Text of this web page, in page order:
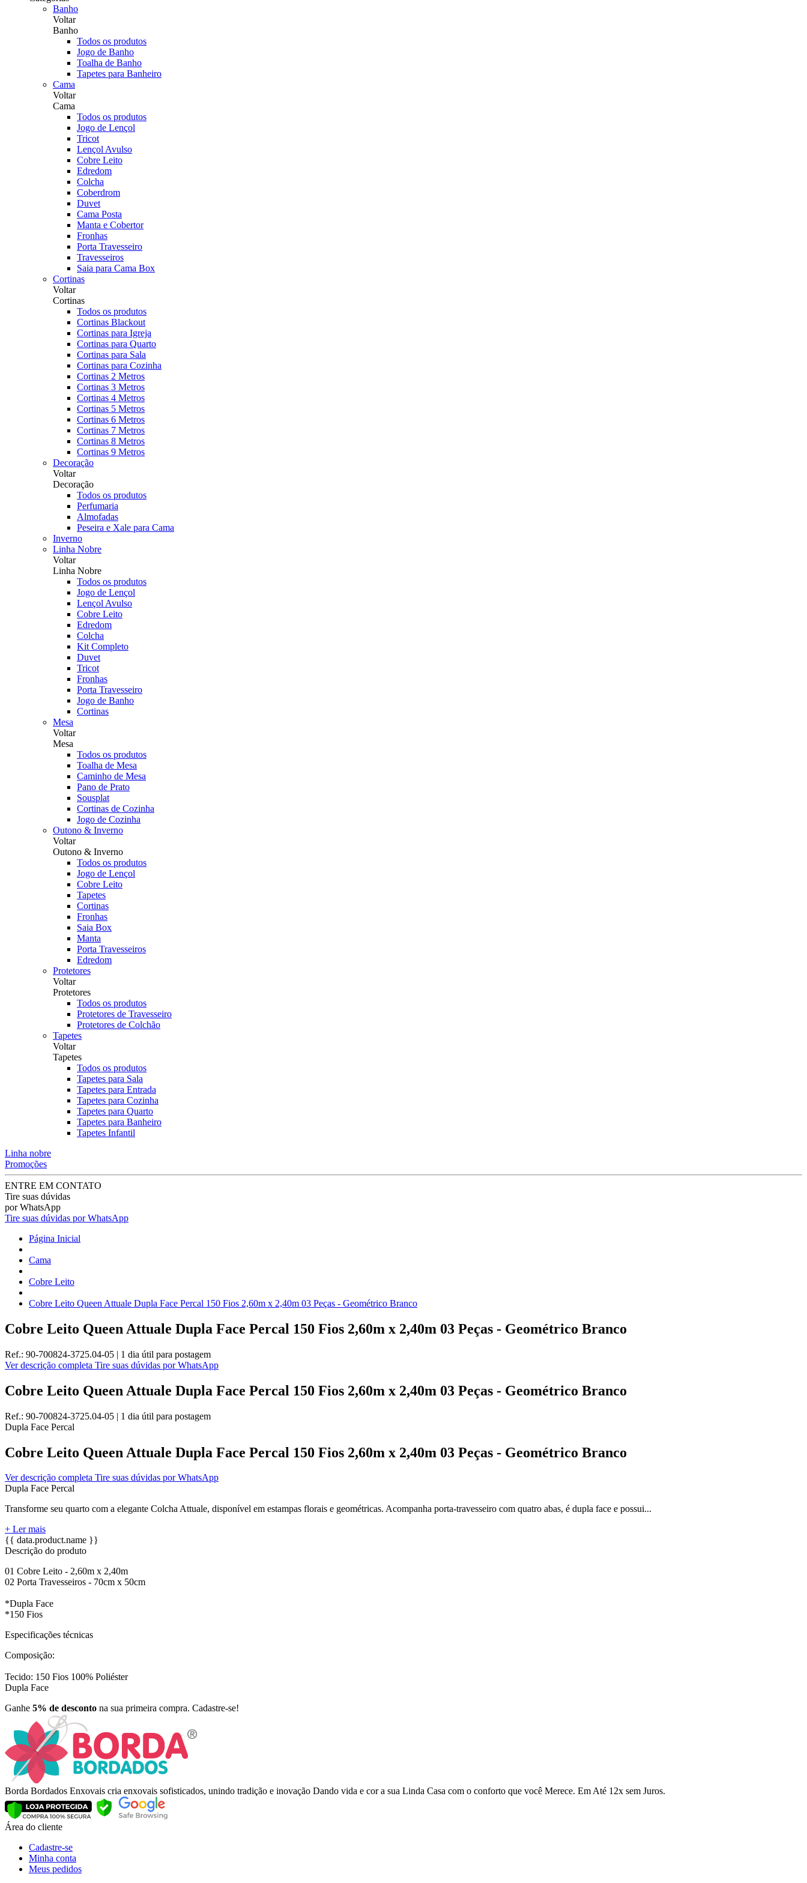
Banho
Voltar
Banho
Todos os produtos
Jogo de Banho
Toalha de Banho
Tapetes para Banheiro
Cama
Voltar
Cama
Todos os produtos
Jogo de Lençol
Tricot
Lençol Avulso
Cobre Leito
Edredom
Colcha
Coberdrom
Duvet
Cama Posta
Manta e Cobertor
Fronhas
Porta Travesseiro
Travesseiros
Saia para Cama Box
Cortinas
Voltar
Cortinas
Todos os produtos
Cortinas Blackout
Cortinas para Igreja
Cortinas para Quarto
Cortinas para Sala
Cortinas para Cozinha
Cortinas 2 Metros
Cortinas 3 Metros
Cortinas 4 Metros
Cortinas 5 Metros
Cortinas 6 Metros
Cortinas 7 Metros
Cortinas 8 Metros
Cortinas 9 Metros
Decoração
Voltar
Decoração
Todos os produtos
Perfumaria
Almofadas
Peseira e Xale para Cama
Inverno
Linha Nobre
Voltar
Linha Nobre
Todos os produtos
Jogo de Lençol
Lençol Avulso
Cobre Leito
Edredom
Colcha
Kit Completo
Duvet
Tricot
Fronhas
Porta Travesseiro
Jogo de Banho
Cortinas
Mesa
Voltar
Mesa
Todos os produtos
Toalha de Mesa
Caminho de Mesa
Pano de Prato
Sousplat
Cortinas de Cozinha
Jogo de Cozinha
Outono & Inverno
Voltar
Outono & Inverno
Todos os produtos
Jogo de Lençol
Cobre Leito
Tapetes
Cortinas
Fronhas
Saia Box
Manta
Porta Travesseiros
Edredom
Protetores
Voltar
Protetores
Todos os produtos
Protetores de Travesseiro
Protetores de Colchão
Tapetes
Voltar
Tapetes
Todos os produtos
Tapetes para Sala
Tapetes para Entrada
Tapetes para Cozinha
Tapetes para Quarto
Tapetes para Banheiro
Tapetes Infantil
Linha nobre
Promoções
ENTRE EM CONTATO
Tire suas dúvidas
por WhatsApp
Tire suas dúvidas por WhatsApp
Página Inicial
Cama
Cobre Leito
Cobre Leito Queen Attuale Dupla Face Percal 150 Fios 2,60m x 2,40m 03 Peças - Geométrico Branco
Cobre Leito Queen Attuale Dupla Face Percal 150 Fios 2,60m x 2,40m 03 Peças - Geométrico Branco
Ref.: 90-700824-3725.04-05 | 1 dia útil para postagem
Ver descrição completa Tire suas dúvidas por WhatsApp
Cobre Leito Queen Attuale Dupla Face Percal 150 Fios 2,60m x 2,40m 03 Peças - Geométrico Branco
Ref.: 90-700824-3725.04-05 | 1 dia útil para postagem
Dupla Face Percal
Cobre Leito Queen Attuale Dupla Face Percal 150 Fios 2,60m x 2,40m 03 Peças - Geométrico Branco
Ver descrição completa Tire suas dúvidas por WhatsApp
Dupla Face Percal
Transforme seu quarto com a elegante Colcha Attuale, disponível em estampas florais e geométricas. Acompanha porta-travesseiro com quatro abas, é dupla face e possui...
+ Ler mais
{{ data.product.name }}
Descrição do produto
01 Cobre Leito - 2,60m x 2,40m
02 Porta Travesseiros - 70cm x 50cm
*Dupla Face
*150 Fios
Especificações técnicas
Composição:
Tecido: 150 Fios 100% Poliéster
Dupla Face
Ganhe 5% de desconto na sua primeira compra. Cadastre-se!
Borda Bordados Enxovais cria enxovais sofisticados, unindo tradição e inovação Dando vida e cor a sua Linda Casa com o conforto que você Merece. Em Até 12x sem Juros.
Área do cliente
Cadastre-se
Minha conta
Meus pedidos